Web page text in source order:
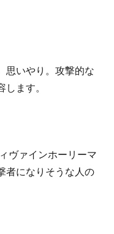
思いやり。攻撃的な
ます。
ヴァインホーリーマ
者になりそうな人の